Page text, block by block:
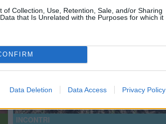
of Collection, Use, Retention, Sale, and/or Sharing
that Is Unrelated with the Purposes for which it
Data Deletion Data Access Privacy Policy
INCONTRI